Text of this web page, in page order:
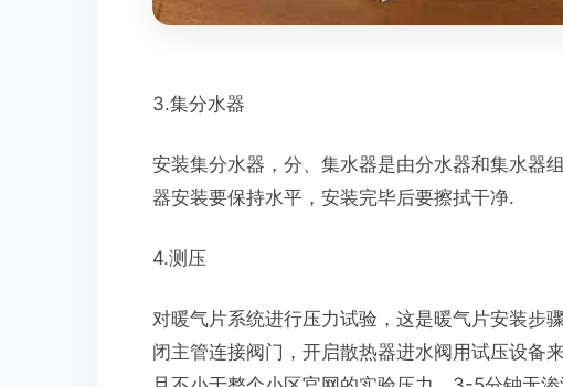
3.集分水器
安装集分水器，分、集水器是由分水器和集水器
器安装要保持水平，安装完毕后要擦拭干净.
4.测压
对暖气片系统进行压力试验，这是暖气片安装步
闭主管连接阀门，开启散热器进水阀用试压设备